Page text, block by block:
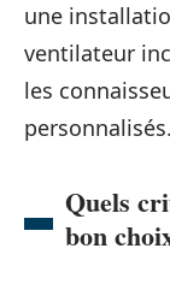
une
ventilateur
les
personnalisés.
Quels
bon